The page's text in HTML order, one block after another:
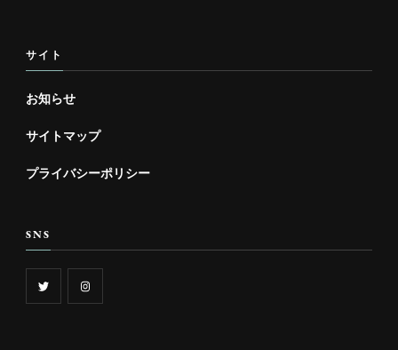
サイト
お知らせ
サイトマップ
プライバシーポリシー
SNS